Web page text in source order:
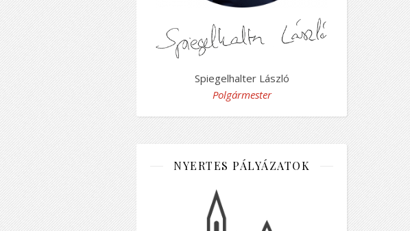
Spiegelhalter László
Polgármester
NYERTES PÁLYÁZATOK